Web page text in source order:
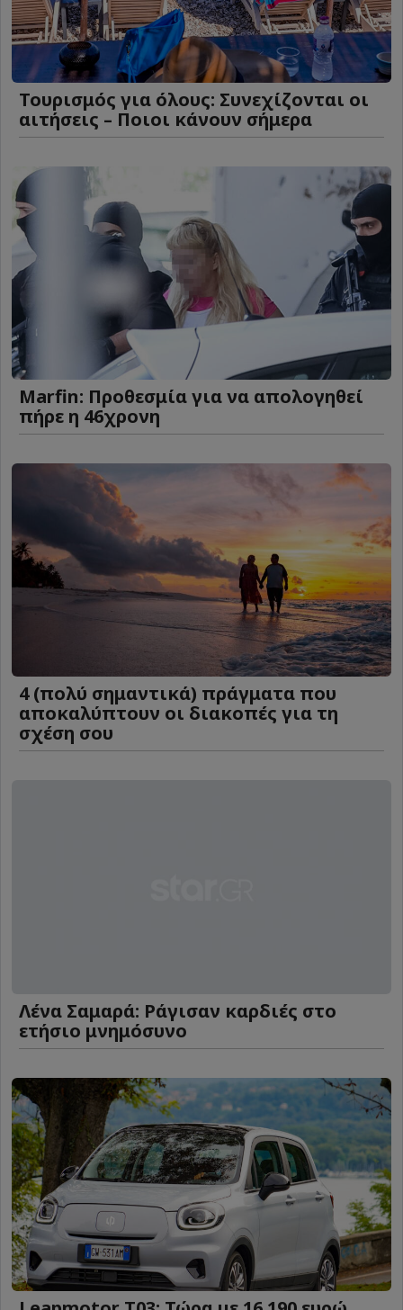
Τουρισμός για όλους: Συνεχίζονται οι
αιτήσεις – Ποιοι κάνουν σήμερα
Marfin: Προθεσμία για να απολογηθεί
πήρε η 46χρονη
4 (πολύ σημαντικά) πράγματα που
αποκαλύπτουν οι διακοπές για τη
σχέση σου
Λένα Σαμαρά: Ράγισαν καρδιές στο
ετήσιο μνημόσυνο